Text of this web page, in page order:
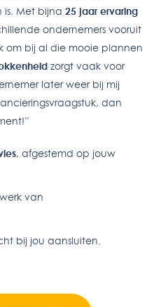
is. Met bijna 25 jaar ervaring
ondernemers vooruit
om bij al die mooie plannen
zorgt vaak voor
later weer bij mij
dan
, afgestemd op jouw
van
bij jou aansluiten.